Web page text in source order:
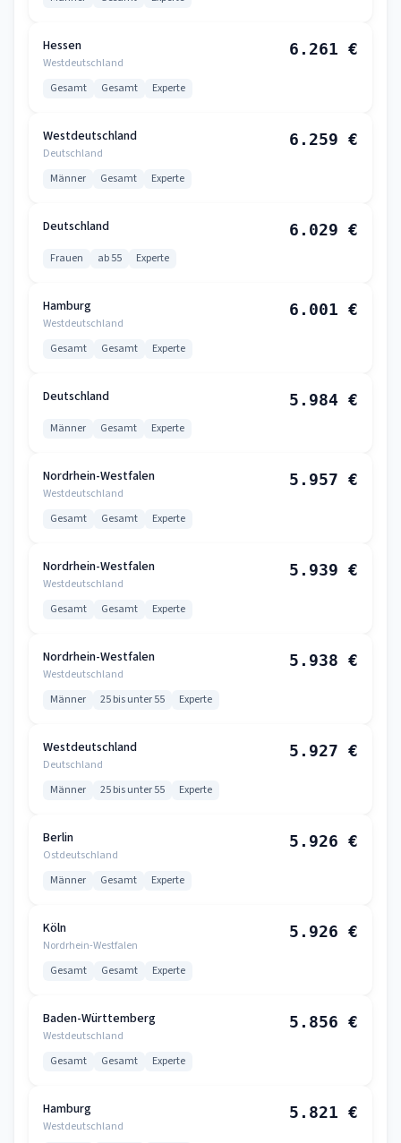
Hessen
Westdeutschland
6.261 €
Gesamt Gesamt Experte
Westdeutschland
Deutschland
6.259 €
Männer Gesamt Experte
Deutschland 6.029 €
Frauen ab 55 Experte
Hamburg
Westdeutschland
6.001 €
Gesamt Gesamt Experte
Deutschland 5.984 €
Männer Gesamt Experte
Nordrhein-Westfalen
Westdeutschland
5.957 €
Gesamt Gesamt Experte
Nordrhein-Westfalen
Westdeutschland
5.939 €
Gesamt Gesamt Experte
Nordrhein-Westfalen
Westdeutschland
5.938 €
Männer 25 bis unter 55 Experte
Westdeutschland
Deutschland
5.927 €
Männer 25 bis unter 55 Experte
Berlin
Ostdeutschland
5.926 €
Männer Gesamt Experte
Köln
Nordrhein-Westfalen
5.926 €
Gesamt Gesamt Experte
Baden-Württemberg
Westdeutschland
5.856 €
Gesamt Gesamt Experte
Hamburg
Westdeutschland
5.821 €